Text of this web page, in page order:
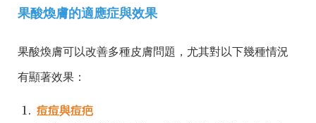
果酸煥膚的適應症與效果
果酸煥膚可以改善多種皮膚問題，尤其對以下幾種情況
有顯著效果：
痘痘與痘疤